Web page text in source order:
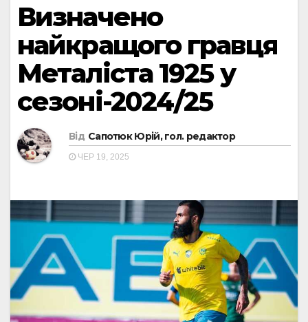
Визначено
найкращого гравця
Металіста 1925 у
сезоні-2024/25
Від Сапотюк Юрій, гол. редактор
ЧЕР 19, 2025